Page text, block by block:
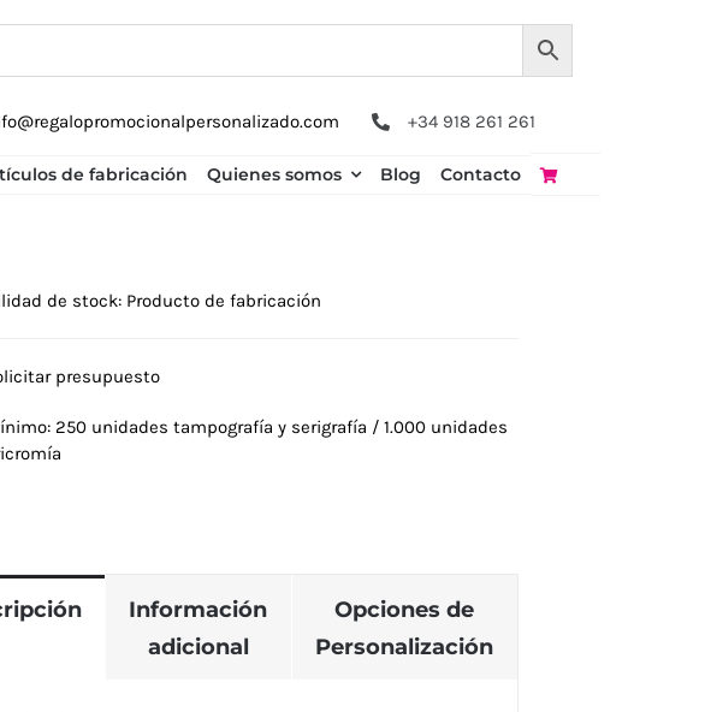
+34 918 261 261
de fabricación Quienes somos Blog Contacto
de stock: Producto de fabricación
presupuesto
250 unidades tampografía y serigrafía / 1.000 unidades
Información
adicional
Opciones de
Personalización